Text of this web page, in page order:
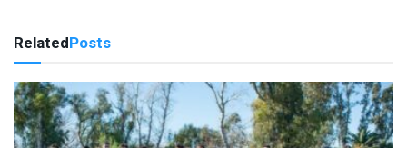
RelatedPosts